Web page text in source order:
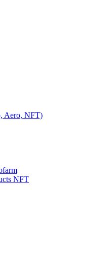
Aero, NFT)
NFT